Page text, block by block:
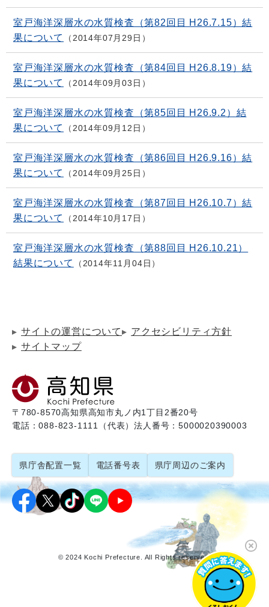
室戸海洋深層水の水質検査（第82回目 H26.7.15）結
果について
2014年07月29日
室戸海洋深層水の水質検査（第84回目 H26.8.19）結
果について
2014年09月03日
室戸海洋深層水の水質検査（第85回目 H26.9.2）結
果について
2014年09月12日
室戸海洋深層水の水質検査（第86回目 H26.9.16）結
果について
2014年09月25日
室戸海洋深層水の水質検査（第87回目 H26.10.7）結
果について
2014年10月17日
室戸海洋深層水の水質検査（第88回目 H26.10.21）
結果について
2014年11月04日
サイトの運営について
アクセシビリティ方針
サイトマップ
〒780-8570高知県高知市丸ノ内1丁目2番20号
電話：088-823-1111（代表）法人番号：5000020390003
県庁舎配置一覧 電話番号表 県庁周辺のご案内
© 2024 Kochi Prefecture. All Rights reserved.